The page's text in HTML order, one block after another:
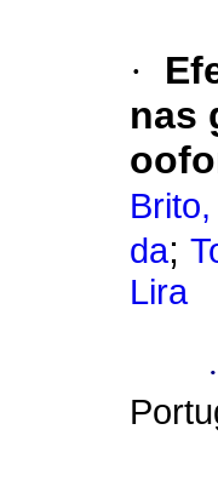
·
nas
da;
Lira
·